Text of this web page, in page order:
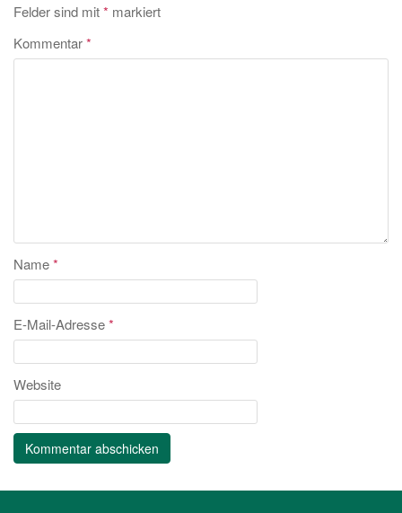
Felder sind mit* markiert
Kommentar*
Name*
E-Mail-Adresse*
Website